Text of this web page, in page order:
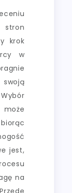
krok
w
może
jest,
na